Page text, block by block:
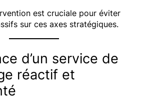
est cruciale pour éviter
sur ces axes stratégiques.
d’un service de
réactif et